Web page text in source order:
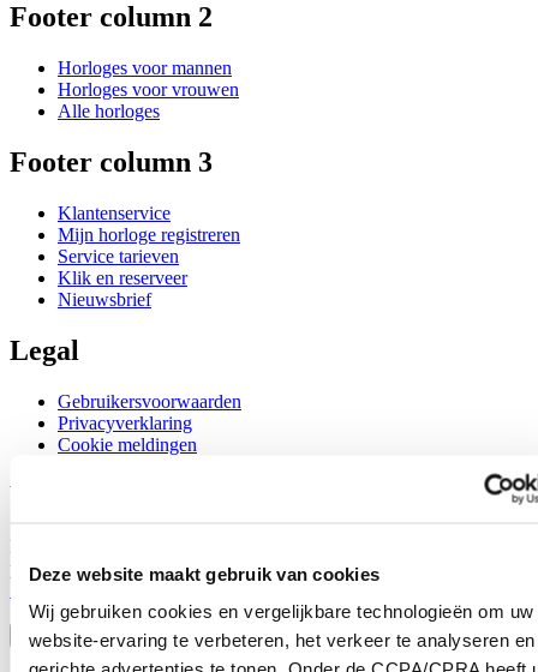
Deze website maakt gebruik van cookies
Wij gebruiken cookies en vergelijkbare technologieën om uw
website-ervaring te verbeteren, het verkeer te analyseren en
Footer column 2
Horloges voor mannen
Horloges voor vrouwen
Alle horloges
Footer column 3
Klantenservice
Mijn horloge registreren
Service tarieven
Klik en reserveer
Nieuwsbrief
Legal
Gebruikersvoorwaarden
Privacyverklaring
Cookie meldingen
Word lid van de CERTINA club
Meld je aan en ontvang exclusieve aanbiedingen en
productrecensies
Selecteer een land/regio
Taalkeuze